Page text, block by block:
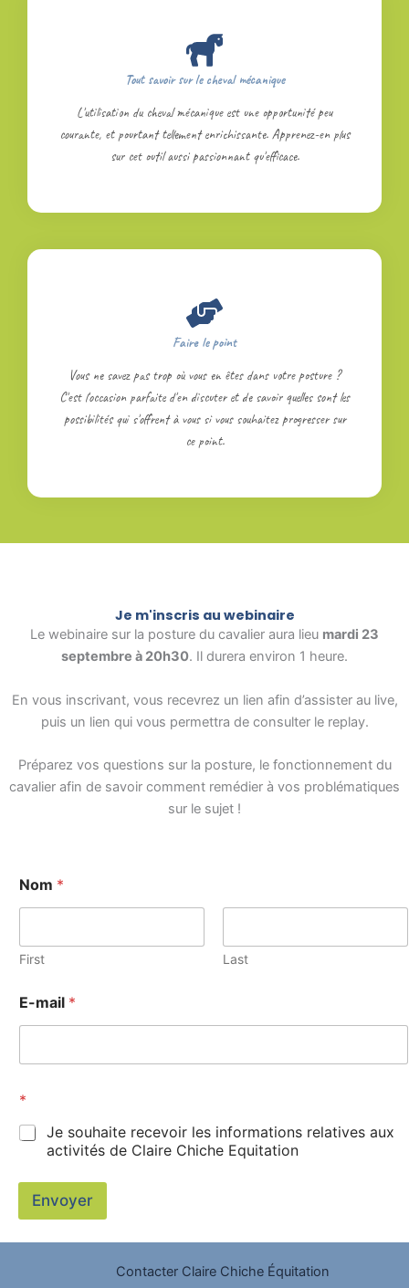
Tout savoir sur le cheval mécanique
L'utilisation du cheval mécanique est une opportunité peu
courante, et pourtant tellement enrichissante. Apprenez-en plus
sur cet outil aussi passionnant qu'efficace.
Faire le point
Vous ne savez pas trop où vous en êtes dans votre posture ?
C'est l'occasion parfaite d'en discuter et de savoir quelles sont les
possibilités qui s'offrent à vous si vous souhaitez progresser sur
ce point.
Je m'inscris au webinaire
Le webinaire sur la posture du cavalier aura lieu mardi 23
septembre à 20h30. Il durera environ 1 heure.
En vous inscrivant, vous recevrez un lien afin d’assister au live,
puis un lien qui vous permettra de consulter le replay.
Préparez vos questions sur la posture, le fonctionnement du
cavalier afin de savoir comment remédier à vos problématiques
sur le sujet !
*
*
Nom *
First Last
E-mail *
*
Je souhaite recevoir les informations relatives aux
activités de Claire Chiche Equitation
Envoyer
Contacter Claire Chiche Équitation